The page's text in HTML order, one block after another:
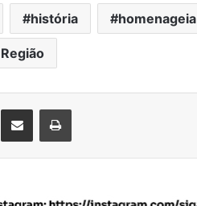
história homenageia